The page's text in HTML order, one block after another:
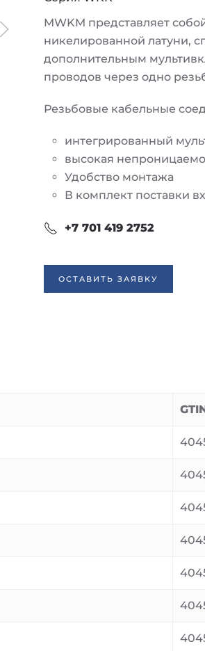
MWKM представляет
никелированной латуни,
дополнительным
проводов через одно
Резьбовые кабельные
интегрированный
высокая
Удобство монтажа
В комплект поставки
+7 701 419 2752
ОСТАВИТЬ ЗАЯВКУ